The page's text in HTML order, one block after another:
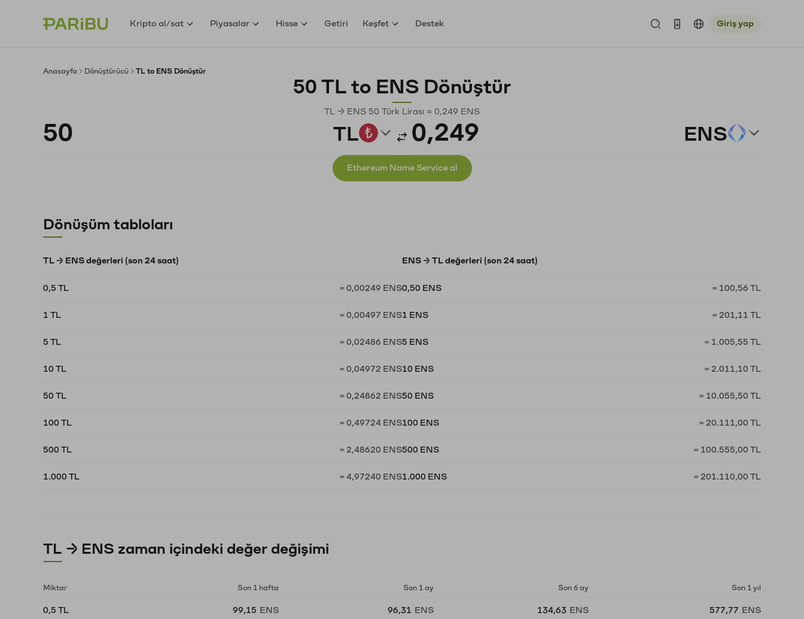
Kripto al/sat Piyasalar Hisse Getiri Keşfet Destek Giriş yap
Anasayfa Dönüştürücü TL to ENS Dönüştür
50 TL to ENS Dönüştür
TL → ENS 50 Türk Lirası ≈ 0,249 ENS
TL ENS
Ethereum Name Service al
Dönüşüm tabloları
TL → ENS değerleri (son 24 saat)
0,5 TL = 0,00249 ENS
1 TL = 0,00497 ENS
5 TL = 0,02486 ENS
10 TL = 0,04972 ENS
50 TL = 0,24862 ENS
100 TL = 0,49724 ENS
500 TL = 2,48620 ENS
1.000 TL = 4,97240 ENS
ENS → TL değerleri (son 24 saat)
0,50 ENS = 100,56 TL
1 ENS = 201,11 TL
5 ENS = 1.005,55 TL
10 ENS = 2.011,10 TL
50 ENS = 10.055,50 TL
100 ENS = 20.111,00 TL
500 ENS = 100.555,00 TL
1.000 ENS = 201.110,00 TL
TL → ENS zaman içindeki değer değişimi
Miktar Son 1 hafta Son 1 ay Son 6 ay Son 1 yıl
0,5 TL 99,15 ENS 96,31 ENS 134,63 ENS 577,77 ENS